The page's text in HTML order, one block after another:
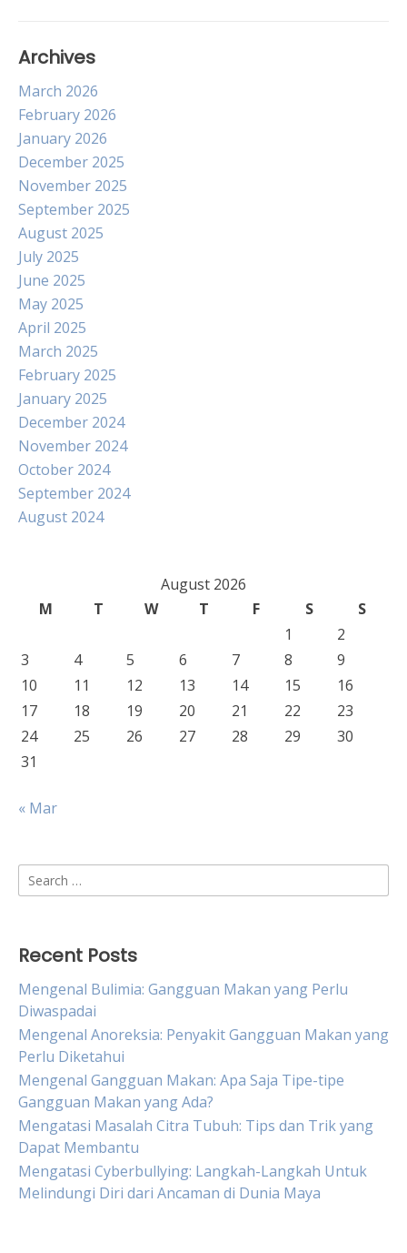
Archives
March 2026
February 2026
January 2026
December 2025
November 2025
September 2025
August 2025
July 2025
June 2025
May 2025
April 2025
March 2025
February 2025
January 2025
December 2024
November 2024
October 2024
September 2024
August 2024
August 2026
M
T W T F S
S
1
2
3
4 5 6 7 8
9
10
11 12 13 14 15
16
17
18 19 20 21 22
23
24
25 26 27 28 29
30
31
« Mar
Search
for:
Recent Posts
Mengenal Bulimia: Gangguan Makan yang Perlu
Diwaspadai
Mengenal Anoreksia: Penyakit Gangguan Makan yang
Perlu Diketahui
Mengenal Gangguan Makan: Apa Saja Tipe-tipe
Gangguan Makan yang Ada?
Mengatasi Masalah Citra Tubuh: Tips dan Trik yang
Dapat Membantu
Mengatasi Cyberbullying: Langkah-Langkah Untuk
Melindungi Diri dari Ancaman di Dunia Maya